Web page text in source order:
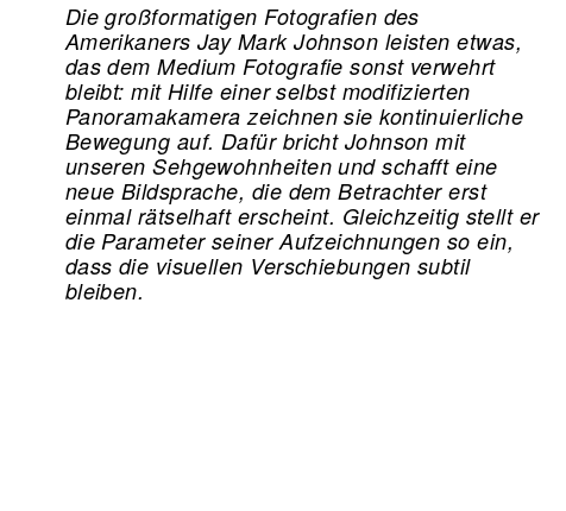
Die großformatigen Fotografien des
Amerikaners Jay Mark Johnson leisten etwas,
das dem Medium Fotografie sonst verwehrt
bleibt: mit Hilfe einer selbst modifizierten
Panoramakamera zeichnen sie kontinuierliche
Bewegung auf. Dafür bricht Johnson mit
unseren Sehgewohnheiten und schafft eine
neue Bildsprache, die dem Betrachter erst
einmal rätselhaft erscheint. Gleichzeitig stellt er
die Parameter seiner Aufzeichnungen so ein,
dass die visuellen Verschiebungen subtil
bleiben.